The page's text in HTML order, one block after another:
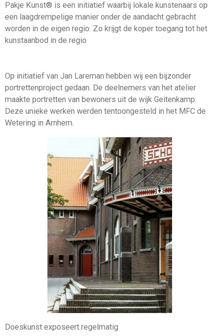
Pakje Kunst® is een initiatief waarbij lokale kunstenaars op
een laagdrempelige manier onder de aandacht gebracht
worden in de eigen regio. Zo krijgt de koper toegang tot het
kunstaanbod in de regio
Op initiatief van Jan Lareman hebben wij een bijzonder
portrettenproject gedaan. De deelnemers van het atelier
maakte portretten van bewoners uit de wijk Geitenkamp.
Deze unieke werken werden tentoongesteld in het MFC de
Wetering in Arnhem.
Doeskunst exposeert regelmatig